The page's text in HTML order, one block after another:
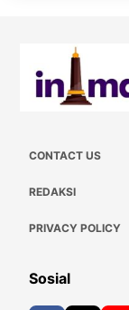
CONTACT US
REDAKSI
PRIVACY POLICY
Sosial